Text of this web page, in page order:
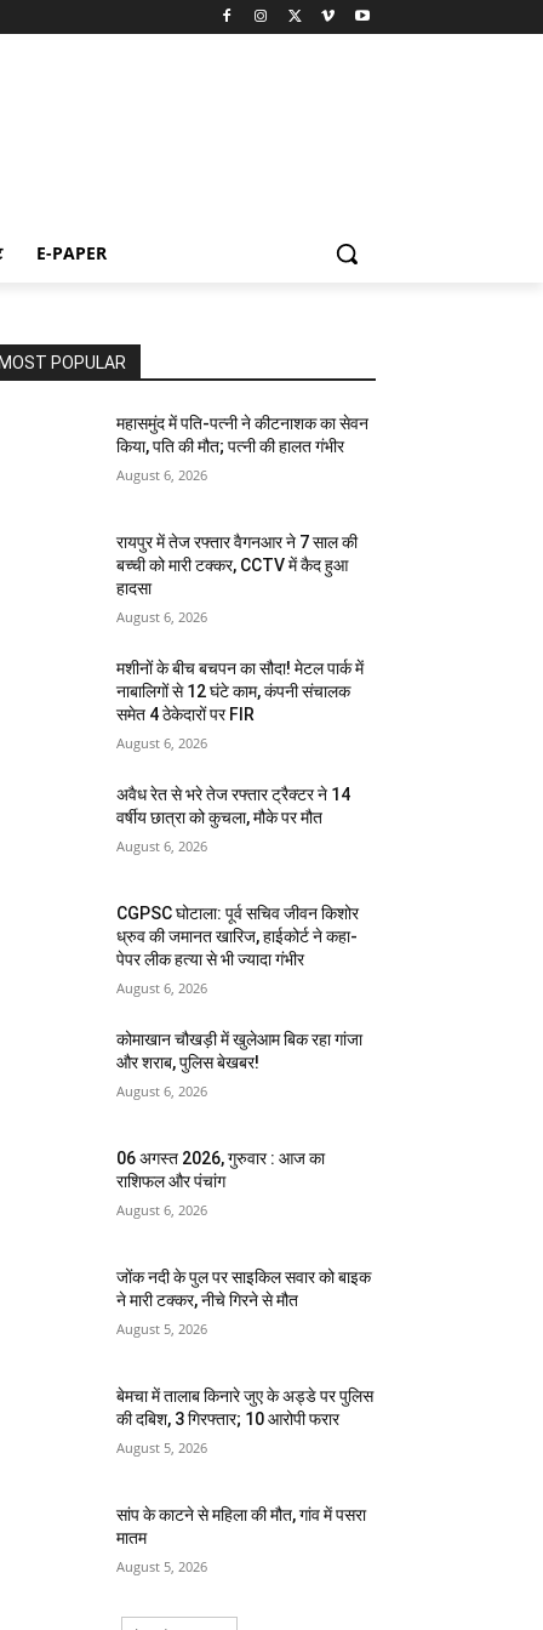
E-PAPER
MOST POPULAR
महासमुंद में पति-पत्नी ने कीटनाशक का सेवन
किया, पति की मौत; पत्नी की हालत गंभीर
August 6, 2026
रायपुर में तेज रफ्तार वैगनआर ने 7 साल की
बच्ची को मारी टक्कर, CCTV में कैद हुआ
हादसा
August 6, 2026
मशीनों के बीच बचपन का सौदा! मेटल पार्क में
नाबालिगों से 12 घंटे काम, कंपनी संचालक
समेत 4 ठेकेदारों पर FIR
August 6, 2026
अवैध रेत से भरे तेज रफ्तार ट्रैक्टर ने 14
वर्षीय छात्रा को कुचला, मौके पर मौत
August 6, 2026
CGPSC घोटाला: पूर्व सचिव जीवन किशोर
ध्रुव की जमानत खारिज, हाईकोर्ट ने कहा-
पेपर लीक हत्या से भी ज्यादा गंभीर
August 6, 2026
कोमाखान चौखड़ी में खुलेआम बिक रहा गांजा
और शराब, पुलिस बेखबर!
August 6, 2026
06 अगस्त 2026, गुरुवार : आज का
राशिफल और पंचांग
August 6, 2026
जोंक नदी के पुल पर साइकिल सवार को बाइक
ने मारी टक्कर, नीचे गिरने से मौत
August 5, 2026
बेमचा में तालाब किनारे जुए के अड्डे पर पुलिस
की दबिश, 3 गिरफ्तार; 10 आरोपी फरार
August 5, 2026
सांप के काटने से महिला की मौत, गांव में पसरा
मातम
August 5, 2026